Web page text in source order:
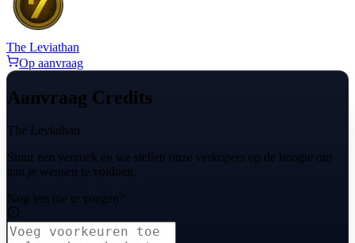
The Leviathan
Op aanvraag
Aanvraag Credits
The Leviathan
Stuur een verzoek en we stellen onze verkopers op de hoogte om
aan je wensen te voldoen.
Nog iets toe te voegen?